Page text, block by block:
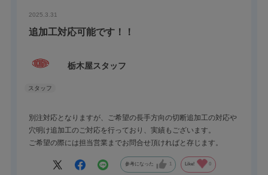
2025.3.31
追加工対応可能です！！
栃木屋スタッフ
別注対応となりますが、ご希望の長手方向の切断追加工の対応や
穴明け追加工のご対応を行っており、実績もございます。
ご希望の際には担当営業までお問合せ頂ければと存じます。
参考になった 1 Like! 0